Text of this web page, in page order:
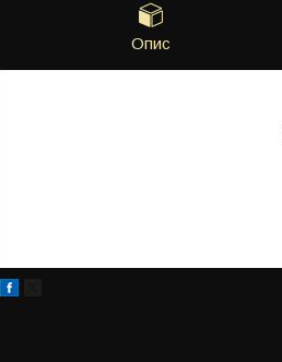
Опис